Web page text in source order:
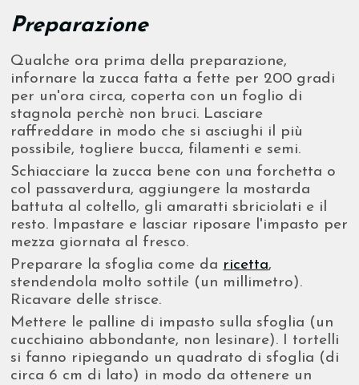
Preparazione
Qualche ora prima della preparazione,
infornare la zucca fatta a fette per 200 gradi
per un'ora circa, coperta con un foglio di
stagnola perchè non bruci. Lasciare
raffreddare in modo che si asciughi il più
possibile, togliere bucca, filamenti e semi.
Schiacciare la zucca bene con una forchetta o
col passaverdura, aggiungere la mostarda
battuta al coltello, gli amaratti sbriciolati e il
resto. Impastare e lasciar riposare l'impasto per
mezza giornata al fresco.
Preparare la sfoglia come da ricetta,
stendendola molto sottile (un millimetro).
Ricavare delle strisce.
Mettere le palline di impasto sulla sfoglia (un
cucchiaino abbondante, non lesinare). I tortelli
si fanno ripiegando un quadrato di sfoglia (di
circa 6 cm di lato) in modo da ottenere un